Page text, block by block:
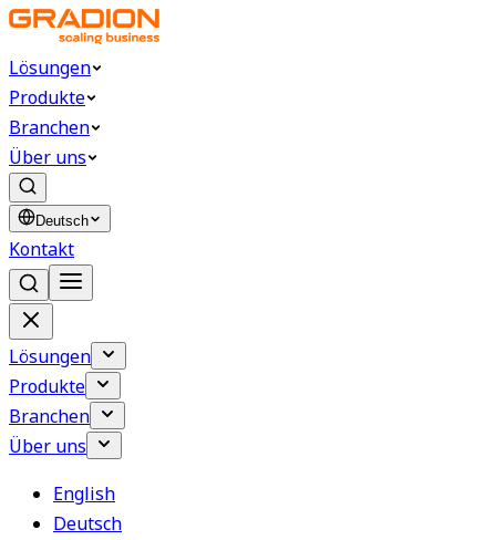
Lösungen
Produkte
Branchen
Über uns
Deutsch
Kontakt
Lösungen
Produkte
Branchen
Über uns
English
Deutsch